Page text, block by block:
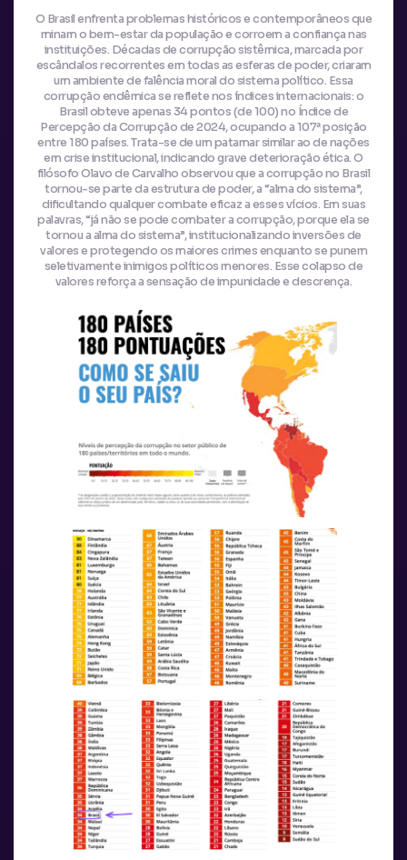
O Brasil enfrenta problemas históricos e contemporâneos que
minam o bem-estar da população e corroem a confiança nas
instituições. Décadas de corrupção sistêmica, marcada por
escândalos recorrentes em todas as esferas de poder, criaram
um ambiente de falência moral do sistema político. Essa
corrupção endêmica se reflete nos índices internacionais: o
Brasil obteve apenas 34 pontos (de 100) no Índice de
Percepção da Corrupção de 2024, ocupando a 107ª posição
entre 180 países. Trata-se de um patamar similar ao de nações
em crise institucional, indicando grave deterioração ética. O
filósofo Olavo de Carvalho observou que a corrupção no Brasil
tornou-se parte da estrutura de poder, a “alma do sistema”,
dificultando qualquer combate eficaz a esses vícios. Em suas
palavras, “já não se pode combater a corrupção, porque ela se
tornou a alma do sistema”, institucionalizando inversões de
valores e protegendo os maiores crimes enquanto se punem
seletivamente inimigos políticos menores. Esse colapso de
valores reforça a sensação de impunidade e descrença.